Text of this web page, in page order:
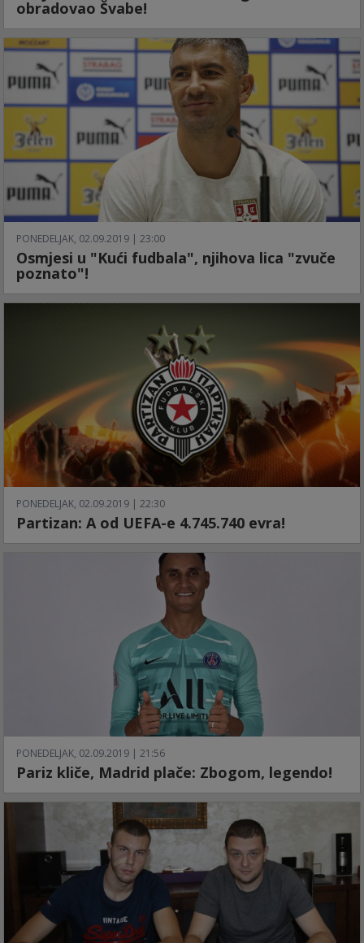
obradovao Švabe!
PONEDELJAK, 02.09.2019 | 23:00
Osmjesi u "Kući fudbala", njihova lica "zvuče
poznato"!
PONEDELJAK, 02.09.2019 | 22:30
Partizan: A od UEFA-e 4.745.740 evra!
PONEDELJAK, 02.09.2019 | 21:56
Pariz kliče, Madrid plače: Zbogom, legendo!